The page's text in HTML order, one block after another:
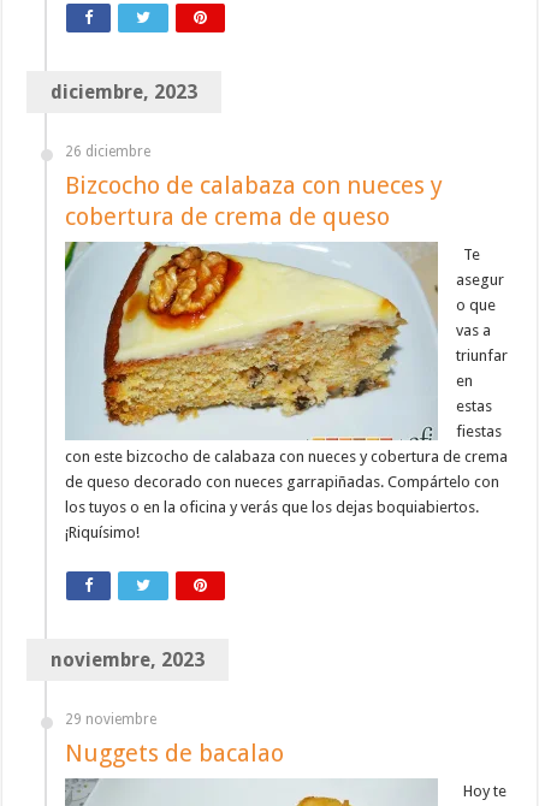
diciembre, 2023
26 diciembre
Bizcocho de calabaza con nueces y
cobertura de crema de queso
Te
asegur
o que
vas a
triunfar
en
estas
fiestas
con este bizcocho de calabaza con nueces y cobertura de crema
de queso decorado con nueces garrapiñadas. Compártelo con
los tuyos o en la oficina y verás que los dejas boquiabiertos.
¡Riquísimo!
noviembre, 2023
29 noviembre
Nuggets de bacalao
Hoy te